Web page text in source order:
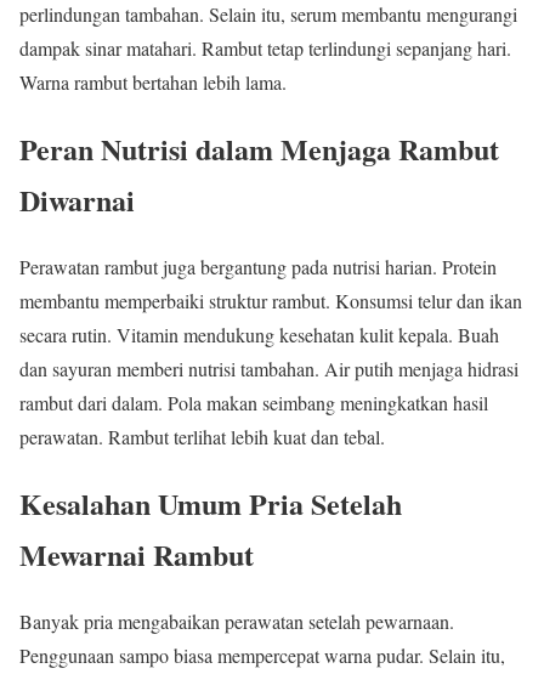
perlindungan tambahan. Selain itu, serum membantu mengurangi
dampak sinar matahari. Rambut tetap terlindungi sepanjang hari.
Warna rambut bertahan lebih lama.
Peran Nutrisi dalam Menjaga Rambut
Diwarnai
Perawatan rambut juga bergantung pada nutrisi harian. Protein
membantu memperbaiki struktur rambut. Konsumsi telur dan ikan
secara rutin. Vitamin mendukung kesehatan kulit kepala. Buah
dan sayuran memberi nutrisi tambahan. Air putih menjaga hidrasi
rambut dari dalam. Pola makan seimbang meningkatkan hasil
perawatan. Rambut terlihat lebih kuat dan tebal.
Kesalahan Umum Pria Setelah
Mewarnai Rambut
Banyak pria mengabaikan perawatan setelah pewarnaan.
Penggunaan sampo biasa mempercepat warna pudar. Selain itu,